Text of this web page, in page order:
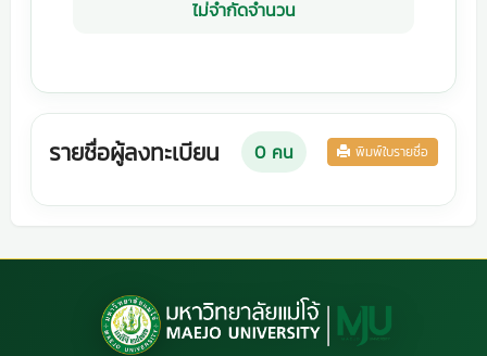
ไม่จำกัดจำนวน
รายชื่อผู้ลงทะเบียน 0คน พิมพ์ใบรายชื่อ